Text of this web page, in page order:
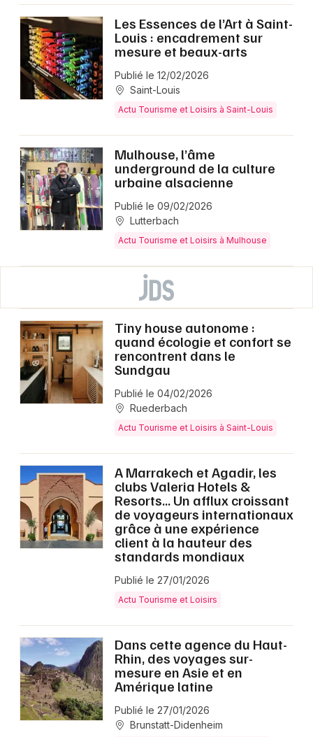
Les Essences de l’Art à Saint-
Louis : encadrement sur
mesure et beaux-arts
Publié le 12/02/2026
Saint-Louis
Actu Tourisme et Loisirs à Saint-Louis
Mulhouse, l’âme
underground de la culture
urbaine alsacienne
Publié le 09/02/2026
Lutterbach
Actu Tourisme et Loisirs à Mulhouse
Tiny house autonome :
quand écologie et confort se
rencontrent dans le
Sundgau
Publié le 04/02/2026
Ruederbach
Actu Tourisme et Loisirs à Saint-Louis
A Marrakech et Agadir, les
clubs Valeria Hotels &
Resorts... Un afflux croissant
de voyageurs internationaux
grâce à une expérience
client à la hauteur des
standards mondiaux
Publié le 27/01/2026
Actu Tourisme et Loisirs
Dans cette agence du Haut-
Rhin, des voyages sur-
mesure en Asie et en
Amérique latine
Publié le 27/01/2026
Brunstatt-Didenheim